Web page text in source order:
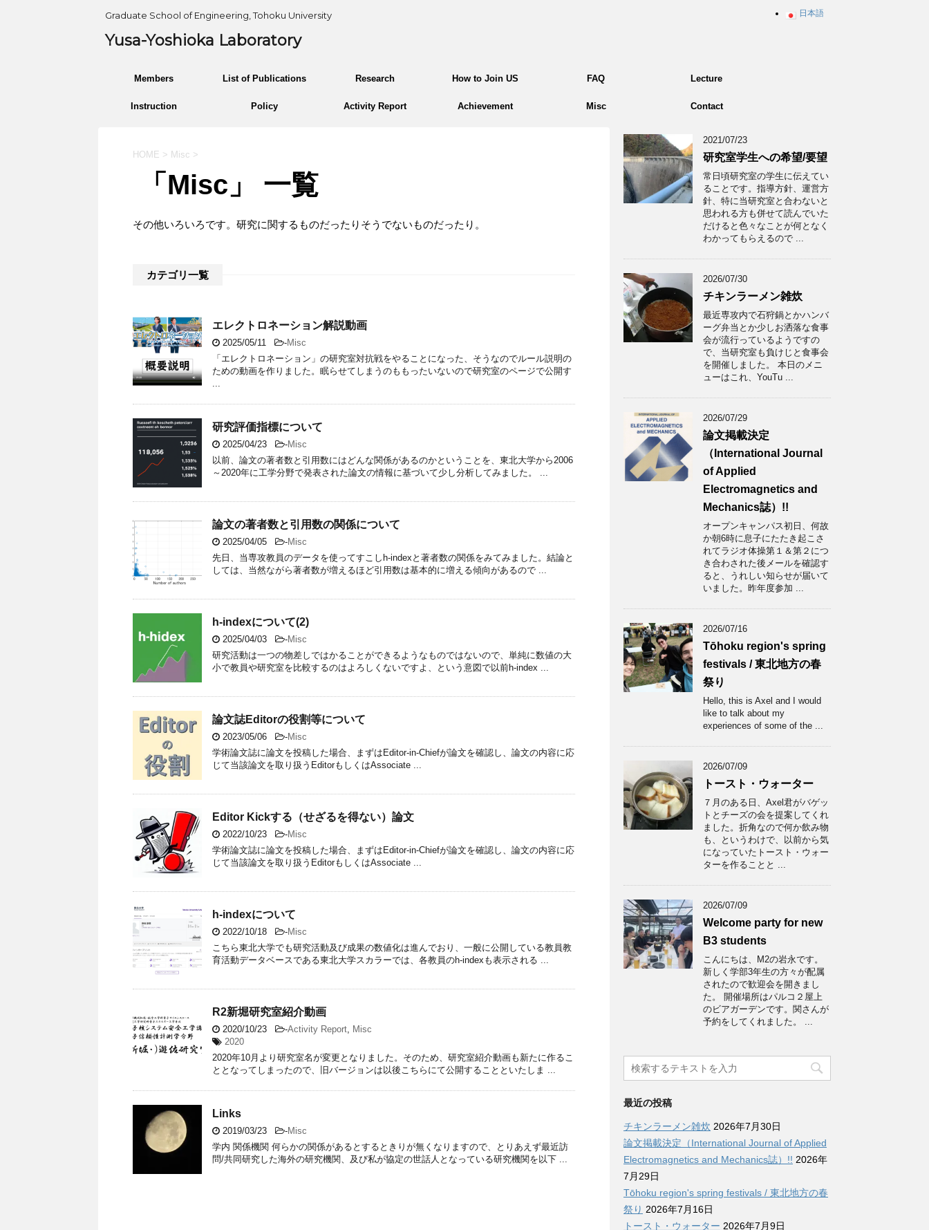
Graduate School of Engineering, Tohoku University
Yusa-Yoshioka Laboratory
日本語
Members List of Publications Research How to Join US FAQ Lecture
Instruction Policy Activity Report Achievement Misc Contact
HOME > Misc >
「Misc」 一覧
その他いろいろです。研究に関するものだったりそうでないものだったり。
カテゴリ一覧
エレクトロネーション解説動画
2025/05/11 -Misc
「エレクトロネーション」の研究室対抗戦をやることになった、そうなのでルール説明の
ための動画を作りました。眠らせてしまうのももったいないので研究室のページで公開す
...
研究評価指標について
2025/04/23 -Misc
以前、論文の著者数と引用数にはどんな関係があるのかということを、東北大学から2006
～2020年に工学分野で発表された論文の情報に基づいて少し分析してみました。 ...
論文の著者数と引用数の関係について
2025/04/05 -Misc
先日、当専攻教員のデータを使ってすこしh-indexと著者数の関係をみてみました。結論と
しては、当然ながら著者数が増えるほど引用数は基本的に増える傾向があるので ...
h-indexについて(2)
2025/04/03 -Misc
研究活動は一つの物差しではかることができるようなものではないので、単純に数値の大
小で教員や研究室を比較するのはよろしくないですよ、という意図で以前h-index ...
論文誌Editorの役割等について
2023/05/06 -Misc
学術論文誌に論文を投稿した場合、まずはEditor-in-Chiefが論文を確認し、論文の内容に応
じて当該論文を取り扱うEditorもしくはAssociate ...
Editor Kickする（せざるを得ない）論文
2022/10/23 -Misc
学術論文誌に論文を投稿した場合、まずはEditor-in-Chiefが論文を確認し、論文の内容に応
じて当該論文を取り扱うEditorもしくはAssociate ...
h-indexについて
2022/10/18 -Misc
こちら東北大学でも研究活動及び成果の数値化は進んでおり、一般に公開している教員教
育活動データベースである東北大学スカラーでは、各教員のh-indexも表示される ...
R2新堀研究室紹介動画
2020/10/23 -Activity Report, Misc
2020
2020年10月より研究室名が変更となりました。そのため、研究室紹介動画も新たに作るこ
ととなってしまったので、旧バージョンは以後こちらにて公開することといたしま ...
Links
2019/03/23 -Misc
学内 関係機関 何らかの関係があるとするときりが無くなりますので、とりあえず最近訪
問/共同研究した海外の研究機関、及び私が協定の世話人となっている研究機関を以下 ...
2021/07/23
研究室学生への希望/要望
常日頃研究室の学生に伝えてい
ることです。指導方針、運営方
針、特に当研究室と合わないと
思われる方も併せて読んでいた
だけると色々なことが何となく
わかってもらえるので ...
2026/07/30
チキンラーメン雑炊
最近専攻内で石狩鍋とかハンバ
ーグ弁当とか少しお洒落な食事
会が流行っているようですの
で、当研究室も負けじと食事会
を開催しました。 本日のメニ
ューはこれ、YouTu ...
2026/07/29
論文掲載決定
（International Journal
of Applied
Electromagnetics and
Mechanics誌）!!
オープンキャンパス初日、何故
か朝6時に息子にたたき起こさ
れてラジオ体操第１＆第２につ
き合わされた後メールを確認す
ると、うれしい知らせが届いて
いました。昨年度参加 ...
2026/07/16
Tōhoku region's spring
festivals / 東北地方の春
祭り
Hello, this is Axel and I would
like to talk about my
experiences of some of the ...
2026/07/09
トースト・ウォーター
７月のある日、Axel君がバゲッ
トとチーズの会を提案してくれ
ました。折角なので何か飲み物
も、というわけで、以前から気
になっていたトースト・ウォー
ターを作ることと ...
2026/07/09
Welcome party for new
B3 students
こんにちは、M2の岩永です。
新しく学部3年生の方々が配属
されたので歓迎会を開きまし
た。 開催場所はパルコ２屋上
のビアガーデンです。関さんが
予約をしてくれました。 ...
最近の投稿
チキンラーメン雑炊 2026年7月30日
論文掲載決定（International Journal of Applied
Electromagnetics and Mechanics誌）!! 2026年
7月29日
Tōhoku region's spring festivals / 東北地方の春
祭り 2026年7月16日
トースト・ウォーター 2026年7月9日